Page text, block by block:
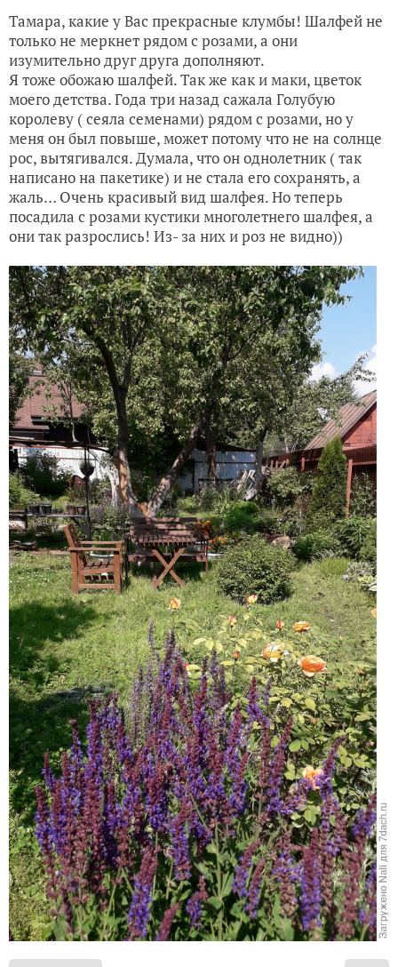
Тамара, какие у Вас прекрасные клумбы! Шалфей не
только не меркнет рядом с розами, а они
изумительно друг друга дополняют.
Я тоже обожаю шалфей. Так же как и маки, цветок
моего детства. Года три назад сажала Голубую
королеву ( сеяла семенами) рядом с розами, но у
меня он был повыше, может потому что не на солнце
рос, вытягивался. Думала, что он однолетник ( так
написано на пакетике) и не стала его сохранять, а
жаль… Очень красивый вид шалфея. Но теперь
посадила с розами кустики многолетнего шалфея, а
они так разрослись! Из- за них и роз не видно))